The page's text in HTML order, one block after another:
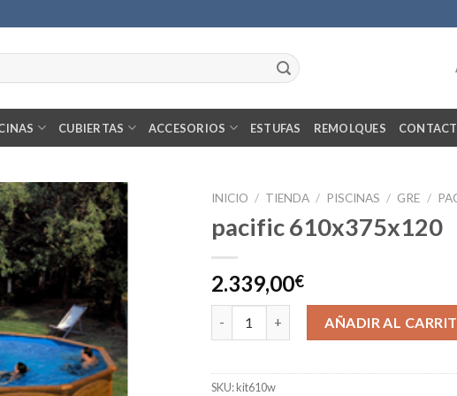
CUBIERTAS ACCESORIOS ESTUFAS REMOLQUES
INICIO / TIENDA / PISCINAS / GRE /
pacific 610x375x120
2.339,00€
pacific 610x375x120 cantidad
AÑADIR AL
SKU:kit610w